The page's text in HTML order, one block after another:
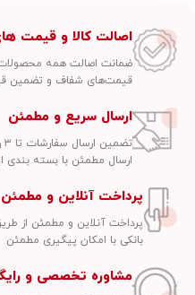
اصالت کالا و قیمت
ضمانت اصالت همه محصولات
قیمت‌های شفاف و تضمین
ارسال سریع و مطمئن
تضمین ارسال سفارشات تا ۳ روز کاری
ارسال مطمئن با بسته بندی
پرداخت آنلاین و مطمئن
پرداخت آنلاین و مطمئن از
بانکی با امکان پیگیری مطمئن
مشاوره تخصصی و